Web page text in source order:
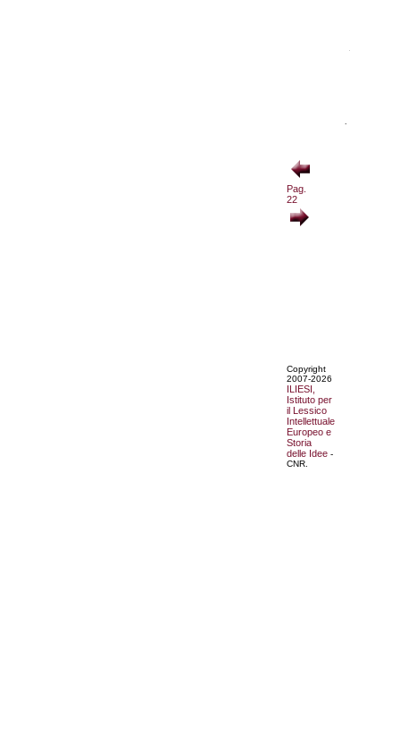
Pag.
22
Copyright
2007-2026
ILIESI,
Istituto per
il Lessico
Intellettuale
Europeo e
Storia
delle Idee -
CNR.